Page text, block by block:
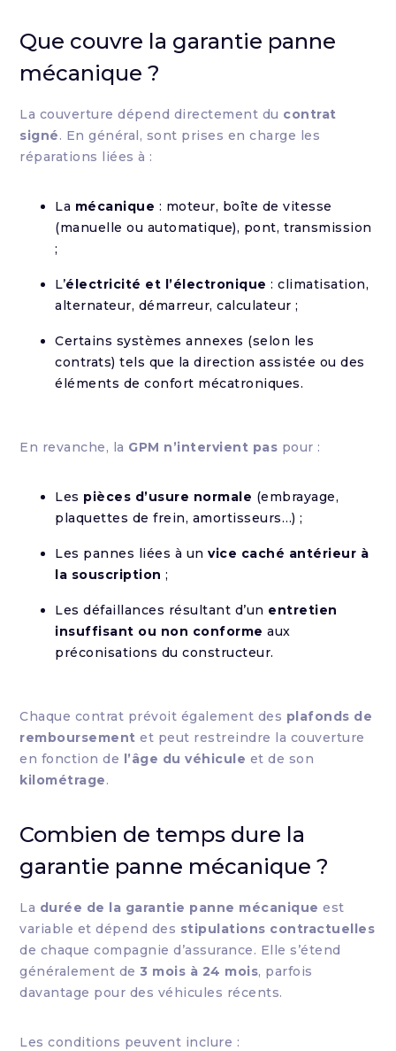
Que couvre la garantie panne
mécanique ?
La couverture dépend directement du contrat
signé. En général, sont prises en charge les
réparations liées à :
La mécanique : moteur, boîte de vitesse
(manuelle ou automatique), pont, transmission
;
L’électricité et l’électronique : climatisation,
alternateur, démarreur, calculateur ;
Certains systèmes annexes (selon les
contrats) tels que la direction assistée ou des
éléments de confort mécatroniques.
En revanche, la GPM n’intervient pas pour :
Les pièces d’usure normale (embrayage,
plaquettes de frein, amortisseurs…) ;
Les pannes liées à unvice caché antérieur à
la souscription ;
Les défaillances résultant d’un entretien
insuffisant ou non conforme aux
préconisations du constructeur.
Chaque contrat prévoit également des plafonds de
remboursement et peut restreindre la couverture
en fonction de l’âge du véhicule et de son
kilométrage.
Combien de temps dure la
garantie panne mécanique ?
La durée de la garantie panne mécanique est
variable et dépend des stipulations contractuelles
de chaque compagnie d’assurance. Elle s’étend
généralement de3 mois à 24 mois, parfois
davantage pour des véhicules récents.
Les conditions peuvent inclure :